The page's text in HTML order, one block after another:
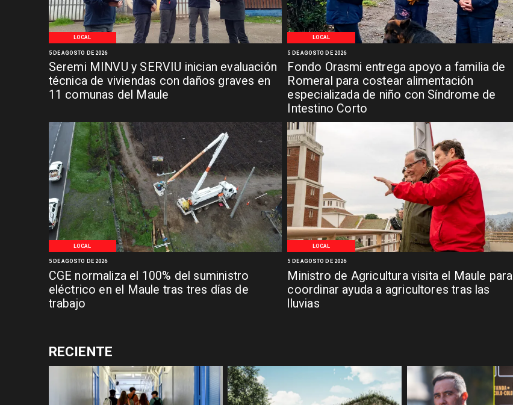
LOCAL
Seremi MINVU y SERVIU inician evaluación
técnica de viviendas con daños graves en
11 comunas del Maule
5 DE AGOSTO DE 2026
LOCAL
Fondo Orasmi entrega apoyo a familia de
Romeral para costear alimentación
especializada de niño con Síndrome de
Intestino Corto
5 DE AGOSTO DE 2026
LOCAL
CGE normaliza el 100% del suministro
eléctrico en el Maule tras tres días de
trabajo
5 DE AGOSTO DE 2026
LOCAL
Ministro de Agricultura visita el Maule para
coordinar ayuda a agricultores tras las
lluvias
5 DE AGOSTO DE 2026
RECIENTE